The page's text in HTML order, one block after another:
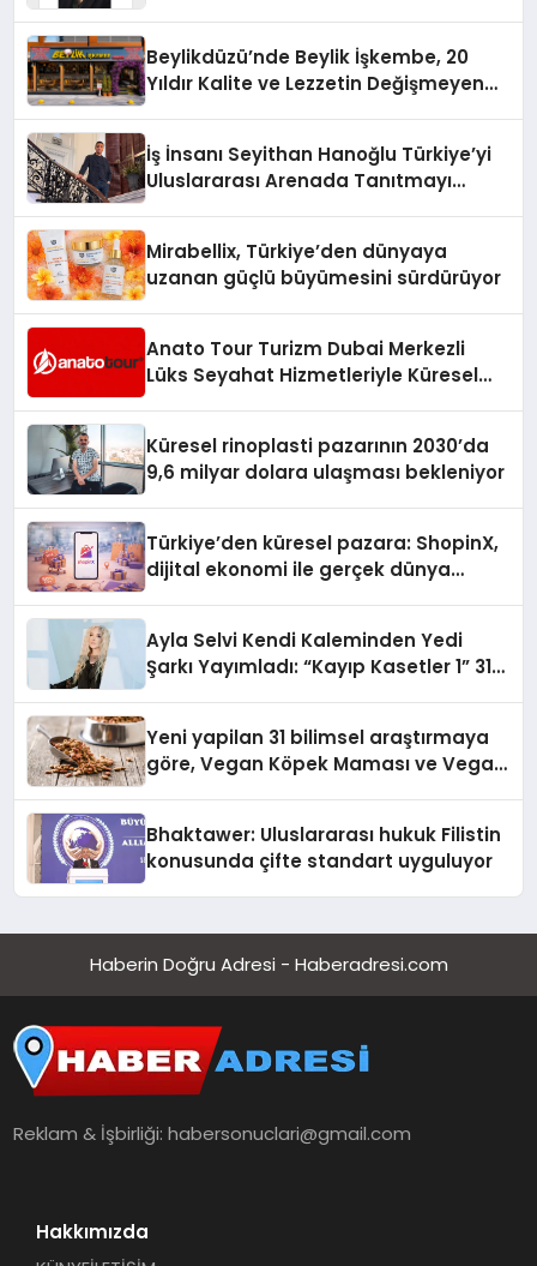
Beylikdüzü’nde Beylik İşkembe, 20
Yıldır Kalite ve Lezzetin Değişmeyen
İş İnsanı Seyithan Hanoğlu Türkiye’yi
Uluslararası Arenada Tanıtmayı
Mirabellix, Türkiye’den dünyaya
uzanan güçlü büyümesini sürdürüyor
Anato Tour Turizm Dubai Merkezli
Lüks Seyahat Hizmetleriyle Küresel
Küresel rinoplasti pazarının 2030’da
9,6 milyar dolara ulaşması bekleniyor
Türkiye’den küresel pazara: ShopinX,
dijital ekonomi ile gerçek dünya
Ayla Selvi Kendi Kaleminden Yedi
Şarkı Yayımladı: “Kayıp Kasetler 1” 31
Yeni yapilan 31 bilimsel araştırmaya
göre, Vegan Köpek Maması ve Vegan
Bhaktawer: Uluslararası hukuk Filistin
konusunda çifte standart uyguluyor
Haberin Doğru Adresi - Haberadresi.com
Reklam & İşbirliği:habersonuclari@gmail.com
Hakkımızda